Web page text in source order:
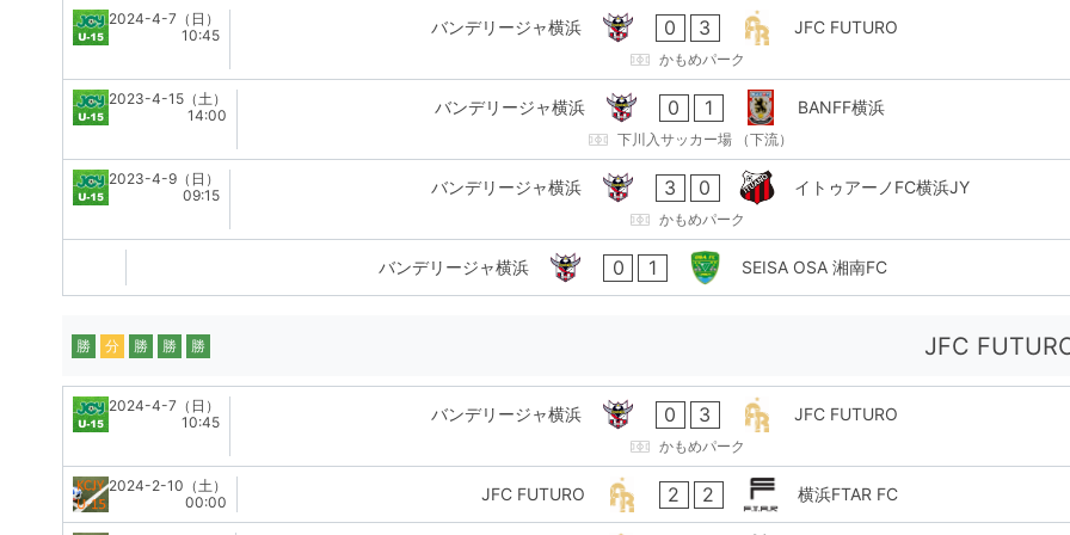
2024-4-7（日）
10:45
バンデリージャ横浜 0 3 JFC FUTURO
かもめパーク
2023-4-15（土）
14:00
バンデリージャ横浜 0 1 BANFF横浜
下川入サッカー場 （下流）
2023-4-9（日）
09:15
バンデリージャ横浜 3 0 イトゥアーノFC横浜JY
かもめパーク
バンデリージャ横浜 0 1 SEISA OSA 湘南FC
JFC
勝 分 勝 勝 勝
2024-4-7（日）
10:45
バンデリージャ横浜 0 3 JFC FUTURO
かもめパーク
2024-2-10（土）
00:00
JFC FUTURO 2 2 横浜FTAR FC